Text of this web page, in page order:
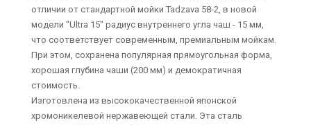
отличии от стандартной мойки Tadzava 58-2, в новой
модели "Ultra 15" радиус внутреннего угла чаш - 15 мм,
что соответствует современным, премиальным мойкам.
При этом, сохранена популярная прямоугольная форма,
хорошая глубина чаши (200 мм) и демократичная
стоимость.
Изготовлена из высококачественной японской
хромоникелевой нержавеющей стали. Эта сталь